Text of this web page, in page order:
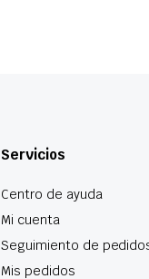
Servicios
Centro de ayuda
Mi cuenta
Seguimiento de
Mis pedidos